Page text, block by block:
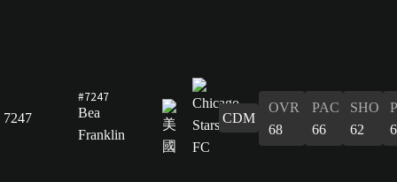
7247
#7247
Bea
Franklin
CDM
OVR
68
PAC
66
SHO
62